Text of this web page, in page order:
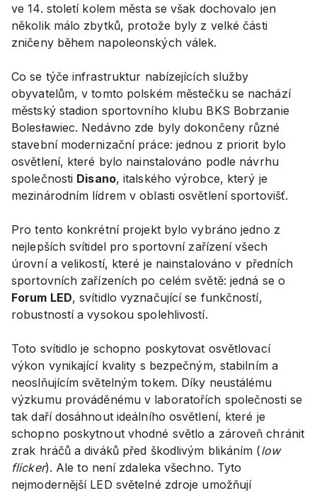
ve 14. století kolem města se však dochovalo jen
několik málo zbytků, protože byly z velké části
zničeny během napoleonských válek.
Co se týče infrastruktur nabízejících služby
obyvatelům, v tomto polském městečku se nachází
městský stadion sportovního klubu BKS Bobrzanie
Bolesławiec. Nedávno zde byly dokončeny různé
stavební modernizační práce: jednou z priorit bylo
osvětlení, které bylo nainstalováno podle návrhu
společnosti Disano, italského výrobce, který je
mezinárodním lídrem v oblasti osvětlení sportovišť.
Pro tento konkrétní projekt bylo vybráno jedno z
nejlepších svítidel pro sportovní zařízení všech
úrovní a velikostí, které je nainstalováno v předních
sportovních zařízeních po celém světě: jedná se o
Forum LED, svítidlo vyznačující se funkčností,
robustností a vysokou spolehlivostí.
Toto svítidlo je schopno poskytovat osvětlovací
výkon vynikající kvality s bezpečným, stabilním a
neoslňujícím světelným tokem. Díky neustálému
výzkumu prováděnému v laboratořích společnosti se
tak daří dosáhnout ideálního osvětlení, které je
schopno poskytnout vhodné světlo a zároveň chránit
zrak hráčů a diváků před škodlivým blikáním (low
flicker). Ale to není zdaleka všechno. Tyto
nejmodernější LED světelné zdroje umožňují